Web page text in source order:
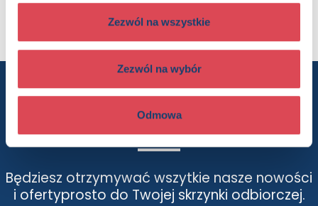
Zezwól na wszystkie
Zezwól na wybór
Odmowa
do newslettera
Będziesz otrzymywać wszytkie nasze nowości
i ofertyprosto do Twojej skrzynki odbiorczej.